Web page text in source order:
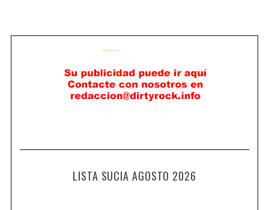
LISTA SUCIA AGOSTO 2026